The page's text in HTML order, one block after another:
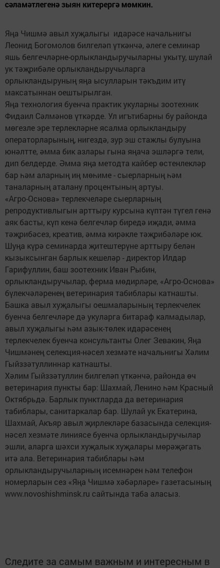
сәламәтлегенә зыян китерергә мөмкин.
Яңа Чишмә авыл хуҗалыгы идарәсе начальнигы
Леонид Богомолов билгеләп үткәнчә, әлеге семинар
яшь белгечләрне-орлыкландыручыларны укыту, шулай
ук тәҗрибәле орлыкландыручыларга
орлыкландыруның яңа ысулларын тәкъдим итү
максатыннан оештырылган.
Яңа технология буенча практик укуларны зоотехник
Фидаил Сәлмәнов үткәрде. Ул игътибарны бу районда
мөгезле эре терлекләрне ясалма орлыкландыру
операторларының, нигездә, зур эш стажлы булуына
юнәлтте, әмма бик азлары гына яңача эшләргә тели,
дип белдерде. Әмма яңа методта кайбер өстенлекләр
бар һәм аларның иң мөһиме - сыерларның һәм
таналарның аталану процентының артуы.
«Агро-Основа» терлекчеләре сыерларның
репродуктивлыгын арттыру курсына күптән түгел генә
аяк басты, күп кенә белгечләр биредә иҗади, әмма
тәҗрибәсез, креатив, әмма кирәкле тәҗрибәләре юк.
Шуңа күрә семинарда җитештерүне арттыру белән
кызыксынган барлык кешеләр - директор Илдар
Гарифуллин, баш зоотехник Иван Рыбин,
орлыкландыручылар, ферма мөдирләре, «Агро-Основа»
бүлекчәләренең ветеринария табиблары катнашты.
Башка авыл хуҗалыгы оешмаларының терлекчелек
буенча белгечләре дә укуларга битараф калмадылар,
авыл хуҗалыгы һәм азык-төлек идарәсенең
терлекчелек буенча консультанты Олег Зевакин, Яңа
Чишмәнең селекция-нәсел хезмәте начальнигы Хәлим
Гыйззәтуллиннар катнашты.
Хәлим Гыйззәтуллин билгеләп үткәнчә, районда өч
ветеринария пункты бар: Шахмай, Ленино һәм Красный
Октябрьдә. Барлык пунктларда да ветеринария
табиблары, санитаркалар бар. Шулай ук Екатерина,
Шахмай, Акъяр авыл җирлекләре базасында селекция-
нәсел хезмәте линиясе буенча орлыкландыручылар
эшли, аларга шәхси хуҗалык хуҗалары мөрәҗәгать
итә ала. Ветеринария табиблары һәм
орлыкландыручыларның исемнәрен һәм телефон
номерларын сез «Яңа Чишмә хәбәрләре» газетасының
www.novoshishminsk.ru сайтында таба аласыз.
Следите за самым важным и интересным в